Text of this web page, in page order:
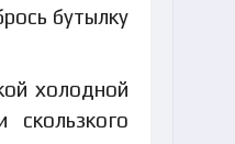
бутылку
холодной